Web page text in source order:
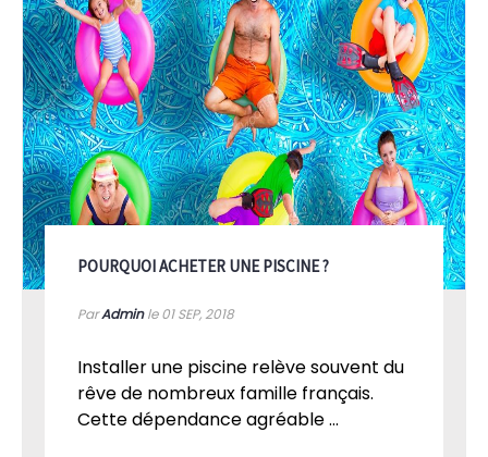
POURQUOI ACHETER UNE PISCINE ?
ParAdminle 01SEP, 2018
Installer une piscine relève souvent du
rêve de nombreux famille français.
Cette dépendance agréable ...